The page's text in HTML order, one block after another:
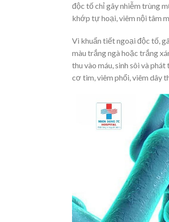
độc tố chỉ gây nhiễm trùng
khớp tự hoại, viêm nội tâm
Vi khuẩn tiết ngoại độc tố,
màu trắng ngà hoặc trắng
thu vào máu, sinh sôi và
cơ tim, viêm phổi, viêm dây